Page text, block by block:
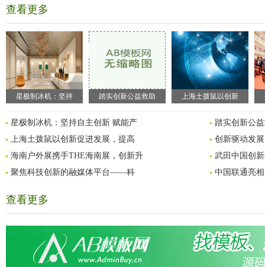
查看更多
星极制冰机：坚持 踏实创新公益救助 上海土拨鼠以创新
星极制冰机：坚持自主创新 赋能产
踏实创新公
上海土拨鼠以创新促进发展，提高
创新驱动发
海南户外展携手THE海南展，创新升
武田中国创
聚焦科技创新的融媒体平台——科
中国联通亮
查看更多